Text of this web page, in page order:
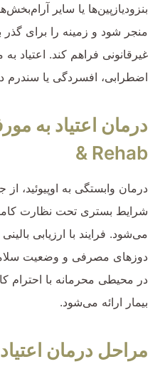
بنزودیازپین‌ها یا سایر
منجر شود و زمینه را برای گذر
غیرقانونی فراهم کند. اعتیاد
اضطرابی، افسردگی یا
& Rehab
درمان وابستگی به اوپیوئید،
شرایط بستری تحت نظارت
می‌شود. فرایند با ارزیابی
دوزهای مصرفی و وضعیت
در محیطی محرمانه با
بیمار ارائه می‌شود.
مراحل درمان